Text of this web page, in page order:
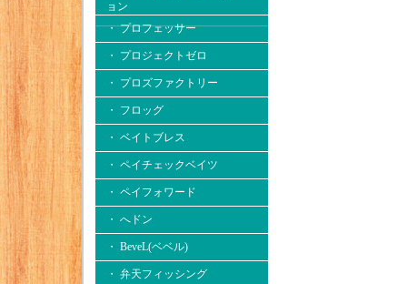
ョン
・ プロフェッサー
・ プロジェクトゼロ
・ プロズファクトリー
・ フロッグ
・ ベイトブレス
・ ペイチェックベイツ
・ ペイフォワード
・ へドン
・ BeveL(ベベル)
・ 弁天フィッシング